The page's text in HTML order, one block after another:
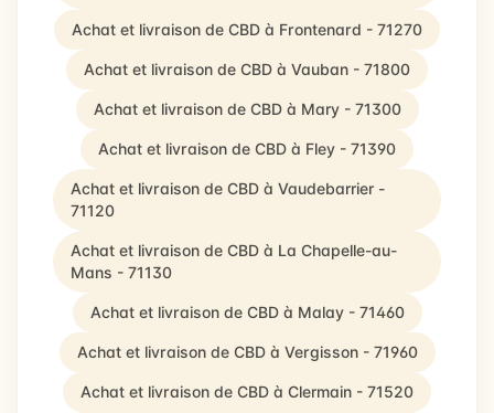
Achat et livraison de CBD à Frontenard - 71270
Achat et livraison de CBD à Vauban - 71800
Achat et livraison de CBD à Mary - 71300
Achat et livraison de CBD à Fley - 71390
Achat et livraison de CBD à Vaudebarrier -
71120
Achat et livraison de CBD à La Chapelle-au-
Mans - 71130
Achat et livraison de CBD à Malay - 71460
Achat et livraison de CBD à Vergisson - 71960
Achat et livraison de CBD à Clermain - 71520